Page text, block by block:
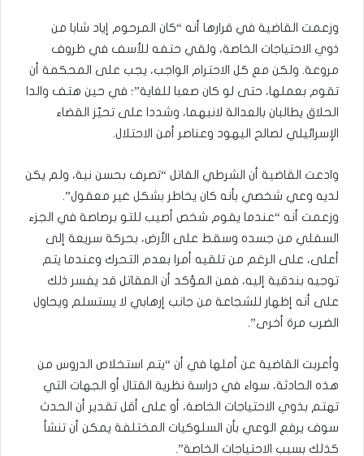
وزعمت القاضية في قرارها أنه “كان المرحوم إياد شابا من
ذوي الاحتياجات الخاصة، ولقي حتفه للأسف في ظروف
مروعة. ولكن مع كل الاحترام الواجب، يجب على المحكمة أن
تقوم بعملها، حتى لو كان صعبا للغاية”؛ في حين هتف والدا
الحلاق يطالبان بالعدالة لانبهما، وشددا على تحيّز القضاء
الإسرائيلي لصالح اليهود وعناصر أمن الاحتلال.
وادعت القاضية أن الشرطي القاتل “تصرف بحسن نية، ولم يكن
لديه وعي شخصي بأنه كان يخاطر بشكل غير معقول”.
وزعمت أنه “عندما يقوم شخص أصيب للتو برصاصة في الجزء
السفلي من جسده وسقط على الأرض، بحركة سريعة إلى
أعلى، على الرغم من تلقيه أمرا بعدم التحرك وعندما يتم
توجيه بندقية إليه، فمن المؤكد أن المقاتل قد يفسر ذلك
على أنه إظهار للشجاعة من جانب إرهابي لا يستسلم ويحاول
الضرب مرة أخرى”.
وأعربت القاضية عن أملها في أن “يتم استخلاص الدروس من
هذه الحادثة، سواء في دراسة نظرية القتال أو الجهات التي
تهتم بذوي الاحتياجات الخاصة، أو على أقل تقدير أن الحدث
سوف يرفع الوعي بأن السلوكيات المختلفة يمكن أن تنشأ
كذلك بسبب الاحتياجات الخاصة”.